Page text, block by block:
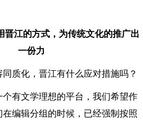
晋江的方式，为传统文化的推广出
一份力
化，晋江有什么应对措施吗？
有文学理想的平台，我们希望作
编辑分组的时候，已经强制按照